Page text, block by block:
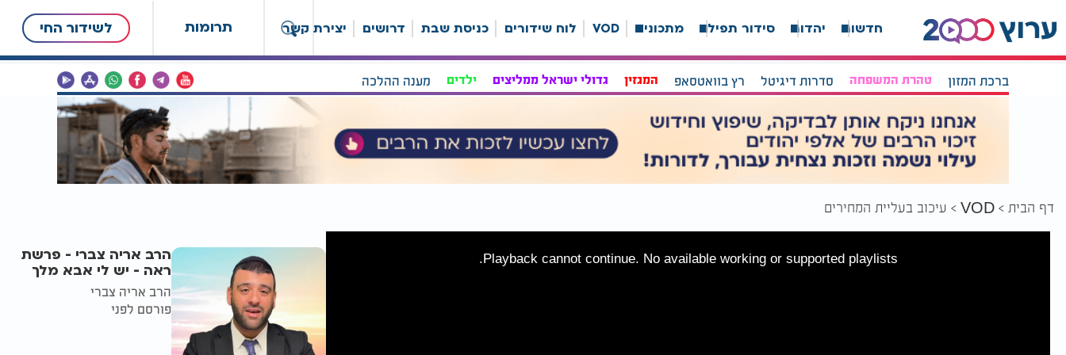
תרומות לשידור החי חדשות יהדות סידור תפילה מתכונים VOD לוח שידורים כניסת שבת דרושים יצירת קשר
ברכת המזון טהרת המשפחה סדרות דיגיטל רץ בוואטסאפ המגזין גדולי ישראל ממליצים ילדים מענה ההלכה
דף הבית VOD עיכוב בעליית המחירים
Playback cannot continue. No available working or supported playlists.
הרב אריה צברי - פרשת
ראה - יש לי אבא מלך
הרב אריה צברי
פורסם לפני